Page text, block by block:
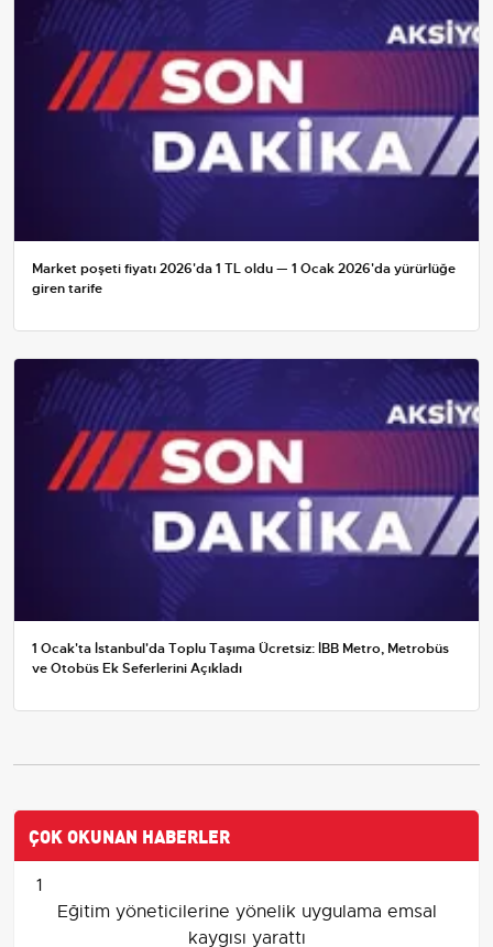
Market poşeti fiyatı 2026'da 1 TL oldu — 1 Ocak 2026'da yürürlüğe
giren tarife
1 Ocak'ta İstanbul'da Toplu Taşıma Ücretsiz: İBB Metro, Metrobüs
ve Otobüs Ek Seferlerini Açıkladı
ÇOK OKUNAN HABERLER
1
Eğitim yöneticilerine yönelik uygulama emsal
kaygısı yarattı